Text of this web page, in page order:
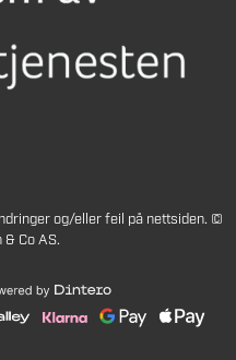
og/eller feil på nettsiden. ©
Co AS.